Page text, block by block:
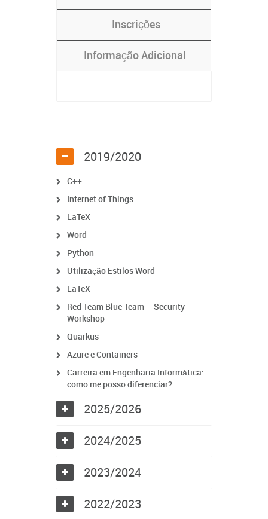
Inscrições
Informação Adicional
2019/2020
C++
Internet of Things
LaTeX
Word
Python
Utilização Estilos Word
LaTeX
Red Team Blue Team – Security
Workshop
Quarkus
Azure e Containers
Carreira em Engenharia Informática:
como me posso diferenciar?
2025/2026
2024/2025
2023/2024
2022/2023